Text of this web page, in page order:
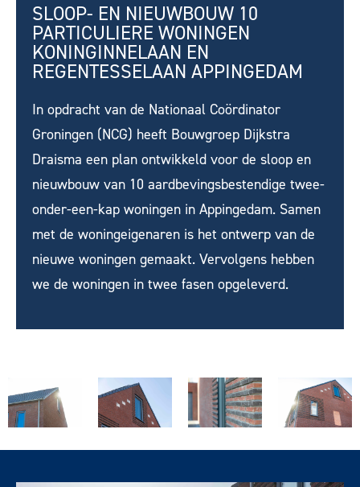
SLOOP- EN NIEUWBOUW 10
PARTICULIERE WONINGEN
KONINGINNELAAN EN
REGENTESSELAAN APPINGEDAM
In opdracht van de Nationaal Coördinator
Groningen (NCG) heeft Bouwgroep Dijkstra
Draisma een plan ontwikkeld voor de sloop en
nieuwbouw van 10 aardbevingsbestendige twee-
onder-een-kap woningen in Appingedam. Samen
met de woningeigenaren is het ontwerp van de
nieuwe woningen gemaakt. Vervolgens hebben
we de woningen in twee fasen opgeleverd.